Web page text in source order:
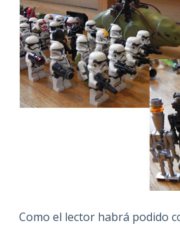
Como el lector habrá podido